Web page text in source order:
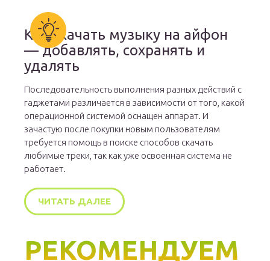
Как скачать музыку на айфон
— добавлять, сохранять и
удалять
Последовательность выполнения разных действий с
гаджетами различается в зависимости от того, какой
операционной системой оснащен аппарат. И
зачастую после покупки новым пользователям
требуется помощь в поиске способов скачать
любимые треки, так как уже освоенная система не
работает.
ЧИТАТЬ ДАЛЕЕ
РЕКОМЕНДУЕМ